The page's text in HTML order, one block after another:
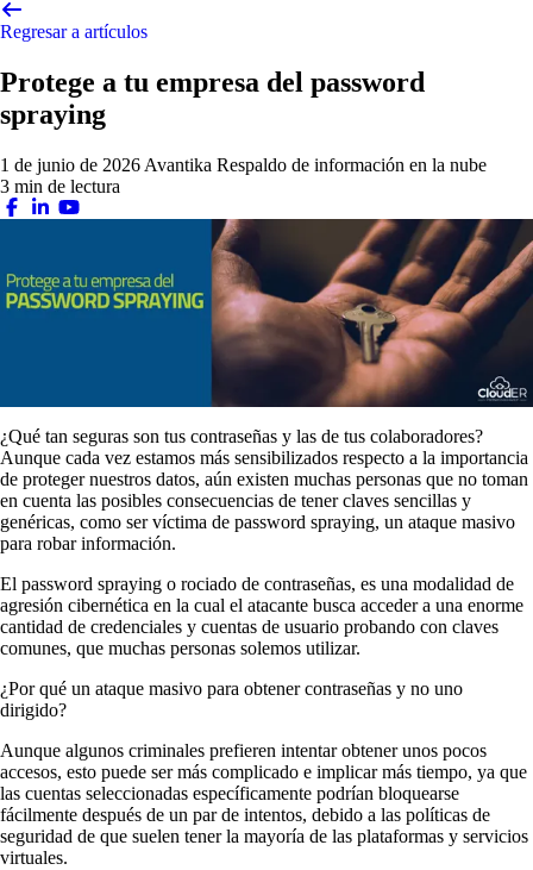
Regresar a artículos
Protege a tu empresa del password
spraying
1 de junio de 2026 Avantika Respaldo de información en la nube
3 min de lectura
¿Qué tan seguras son tus contraseñas y las de tus colaboradores?
Aunque cada vez estamos más sensibilizados respecto a la importancia
de proteger nuestros datos, aún existen muchas personas que no toman
en cuenta las posibles consecuencias de tener claves sencillas y
genéricas, como ser víctima de password spraying, un ataque masivo
para robar información.
El password spraying o rociado de contraseñas, es una modalidad de
agresión cibernética en la cual el atacante busca acceder a una enorme
cantidad de credenciales y cuentas de usuario probando con claves
comunes, que muchas personas solemos utilizar.
¿Por qué un ataque masivo para obtener contraseñas y no uno
dirigido?
Aunque algunos criminales prefieren intentar obtener unos pocos
accesos, esto puede ser más complicado e implicar más tiempo, ya que
las cuentas seleccionadas específicamente podrían bloquearse
fácilmente después de un par de intentos, debido a las políticas de
seguridad de que suelen tener la mayoría de las plataformas y servicios
virtuales.